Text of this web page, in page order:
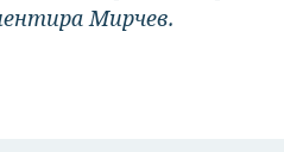
Мирчев.